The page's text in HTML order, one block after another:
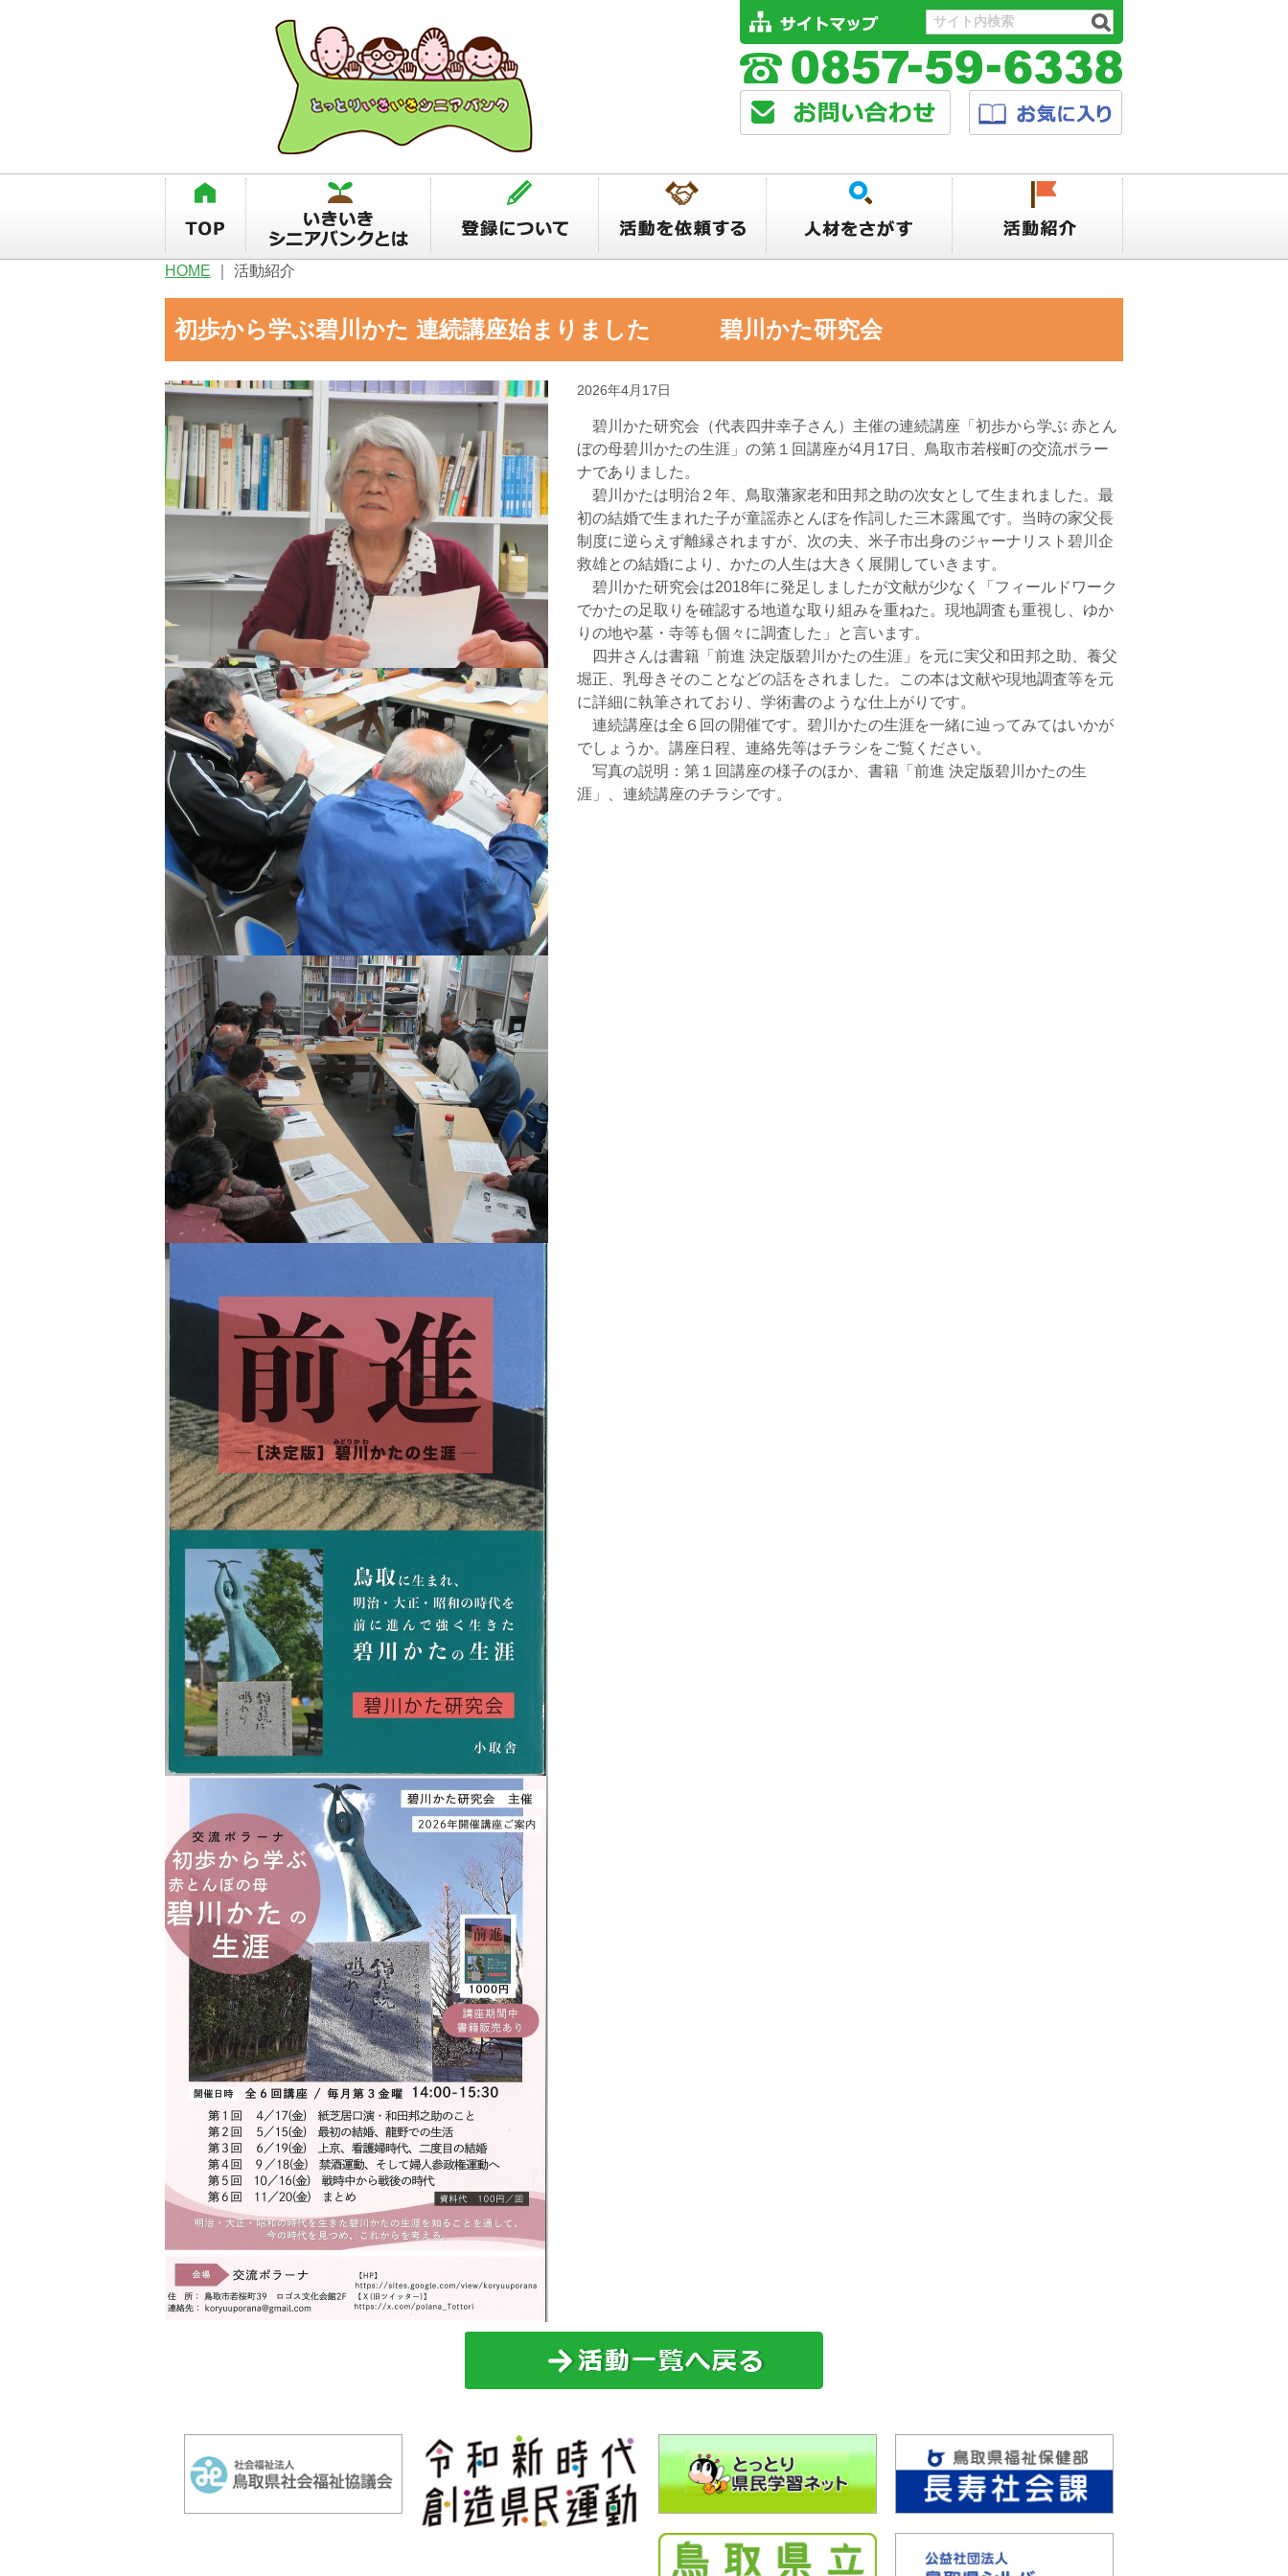
HOME 活動紹介
初歩から学ぶ碧川かた 連続講座始まりました 碧川かた研究会
2026年4月17日
碧川かた研究会（代表四井幸子さん）主催の連続講座「初歩から学ぶ 赤とん
ぼの母碧川かたの生涯」の第１回講座が4月17日、鳥取市若桜町の交流ポラー
ナでありました。
碧川かたは明治２年、鳥取藩家老和田邦之助の次女として生まれました。最
初の結婚で生まれた子が童謡赤とんぼを作詞した三木露風です。当時の家父長
制度に逆らえず離縁されますが、次の夫、米子市出身のジャーナリスト碧川企
救雄との結婚により、かたの人生は大きく展開していきます。
碧川かた研究会は2018年に発足しましたが文献が少なく「フィールドワーク
でかたの足取りを確認する地道な取り組みを重ねた。現地調査も重視し、ゆか
りの地や墓・寺等も個々に調査した」と言います。
四井さんは書籍「前進 決定版碧川かたの生涯」を元に実父和田邦之助、養父
堀正、乳母きそのことなどの話をされました。この本は文献や現地調査等を元
に詳細に執筆されており、学術書のような仕上がりです。
連続講座は全６回の開催です。碧川かたの生涯を一緒に辿ってみてはいかが
でしょうか。講座日程、連絡先等はチラシをご覧ください。
写真の説明：第１回講座の様子のほか、書籍「前進 決定版碧川かたの生
涯」、連続講座のチラシです。